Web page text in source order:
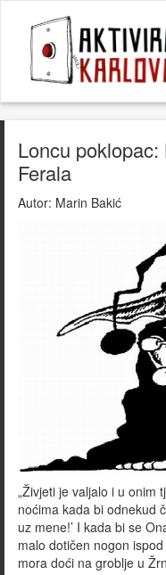
Loncu
Ferala
Autor: Marin Bakić
„Živjeti je valjalo i u onim
noćima kada bi odnekud
uz mene!’ I kada bi se
malo dotičen nogon
mora doći na groblje u